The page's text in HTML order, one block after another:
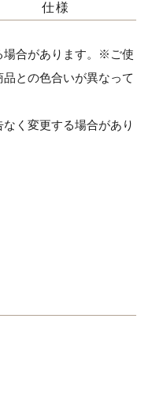
仕様
場合があります。※ご使
との色合いが異なって
く変更する場合があり